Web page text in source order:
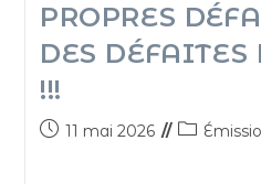
PROPRES
DES DÉFAITES
!!!
11 mai 2026